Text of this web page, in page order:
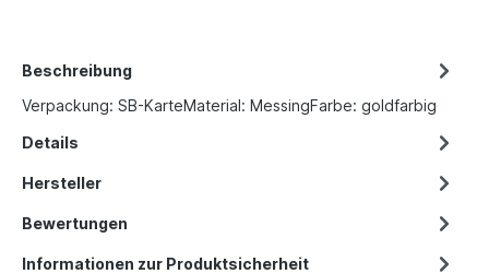
Beschreibung
Verpackung: SB-KarteMaterial: MessingFarbe: goldfarbig
Details
Hersteller
Bewertungen
Informationen zur Produktsicherheit